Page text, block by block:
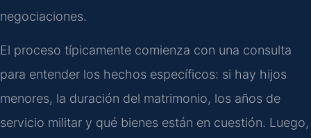
negociaciones.
El proceso típicamente comienza con una consulta
para entender los hechos específicos: si hay hijos
menores, la duración del matrimonio, los años de
servicio militar y qué bienes están en cuestión. Luego,